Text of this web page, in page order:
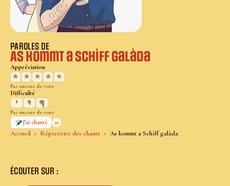
Accueil Répertoire des chants As kommt a Schìff galàda
PAROLES DE
As kommt a Schìff galàda
Appréciation
★
★ ★ ★ ★
Pas encore de vote
Difficulté
Pas encore de vote
J’ai chanté
0
ÉCOUTER SUR :